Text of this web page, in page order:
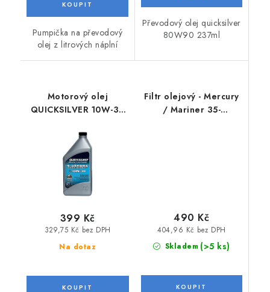
Pumpička na převodový
olej z litrových náplní
Převodový olej quicksilver
80W90 237ml
Motorový olej
QUICKSILVER 10W-30
Na dotaz
329,75 Kč bez DPH
399 Kč
Filtr olejový - Mercury
/ Mariner 35-
Skladem (>5 ks)
404,96 Kč bez DPH
490 Kč